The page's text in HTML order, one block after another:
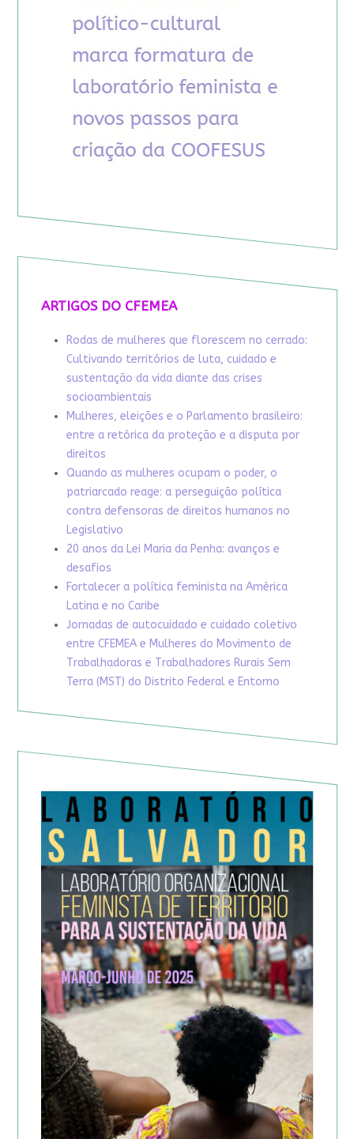
ARTIGOS DO CFEMEA
Rodas de mulheres que florescem no cerrado:
Cultivando territórios de luta, cuidado e
sustentação da vida diante das crises
socioambientais
Mulheres, eleições e o Parlamento brasileiro:
entre a retórica da proteção e a disputa por
direitos
Quando as mulheres ocupam o poder, o
patriarcado reage: a perseguição política
contra defensoras de direitos humanos no
Legislativo
20 anos da Lei Maria da Penha: avanços e
desafios
Fortalecer a política feminista na América
Latina e no Caribe
Jornadas de autocuidado e cuidado coletivo
entre CFEMEA e Mulheres do Movimento de
Trabalhadoras e Trabalhadores Rurais Sem
Terra (MST) do Distrito Federal e Entorno